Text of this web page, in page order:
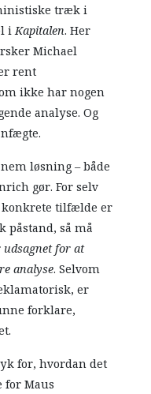
træk i
iKapitalen. Her
Michael
rent
ikke har nogen
analyse. Og
løsning – både
gør. For selv
konkrete tilfælde er
påstand, så må
for at
analyse. Selvom
er
forklare,
for, hvordan det
for Maus